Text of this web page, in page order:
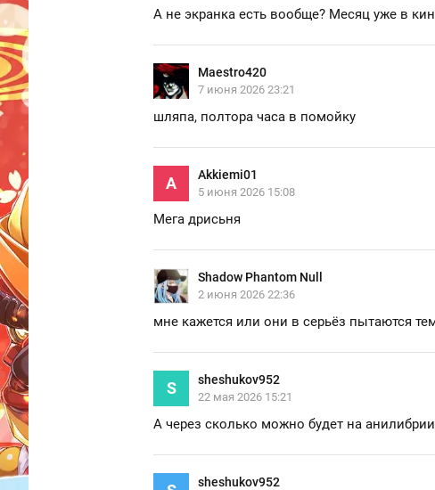
А не экранка есть вообще? Месяц уже в
Maestro420
7 июня 2026 23:21
шляпа, полтора часа в помойку
A Akkiemi01
5 июня 2026 15:08
Мега дрисьня
Shadow Phantom Null
2 июня 2026 22:36
мне кажется или они в серьёз пытаются
S sheshukov952
22 мая 2026 15:21
А через сколько можно будет на
sheshukov952